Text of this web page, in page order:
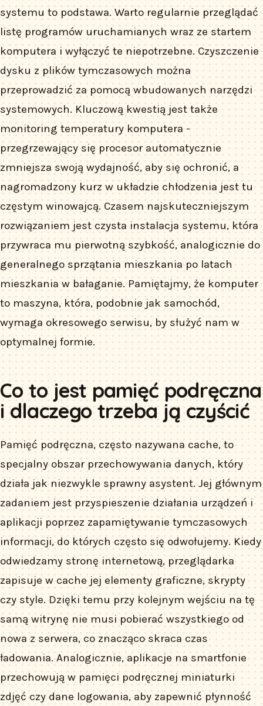
systemu to podstawa. Warto regularnie przeglądać
listę programów uruchamianych wraz ze startem
komputera i wyłączyć te niepotrzebne. Czyszczenie
dysku z plików tymczasowych można
przeprowadzić za pomocą wbudowanych narzędzi
systemowych. Kluczową kwestią jest także
monitoring temperatury komputera -
przegrzewający się procesor automatycznie
zmniejsza swoją wydajność, aby się ochronić, a
nagromadzony kurz w układzie chłodzenia jest tu
częstym winowajcą. Czasem najskuteczniejszym
rozwiązaniem jest czysta instalacja systemu, która
przywraca mu pierwotną szybkość, analogicznie do
generalnego sprzątania mieszkania po latach
mieszkania w bałaganie. Pamiętajmy, że komputer
to maszyna, która, podobnie jak samochód,
wymaga okresowego serwisu, by służyć nam w
optymalnej formie.
Co to jest pamięć podręczna
i dlaczego trzeba ją czyścić
Pamięć podręczna, często nazywana cache, to
specjalny obszar przechowywania danych, który
działa jak niezwykle sprawny asystent. Jej głównym
zadaniem jest przyspieszenie działania urządzeń i
aplikacji poprzez zapamiętywanie tymczasowych
informacji, do których często się odwołujemy. Kiedy
odwiedzamy stronę internetową, przeglądarka
zapisuje w cache jej elementy graficzne, skrypty
czy style. Dzięki temu przy kolejnym wejściu na tę
samą witrynę nie musi pobierać wszystkiego od
nowa z serwera, co znacząco skraca czas
ładowania. Analogicznie, aplikacje na smartfonie
przechowują w pamięci podręcznej miniaturki
zdjęć czy dane logowania, aby zapewnić płynność